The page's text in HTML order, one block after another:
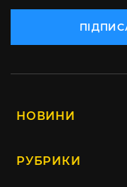
НОВИНИ
РУБРИКИ